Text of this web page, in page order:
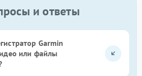
и ответы
Garmin
или файлы